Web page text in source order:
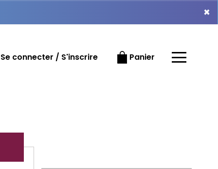
×
Se connecter / S'inscrire Panier
×